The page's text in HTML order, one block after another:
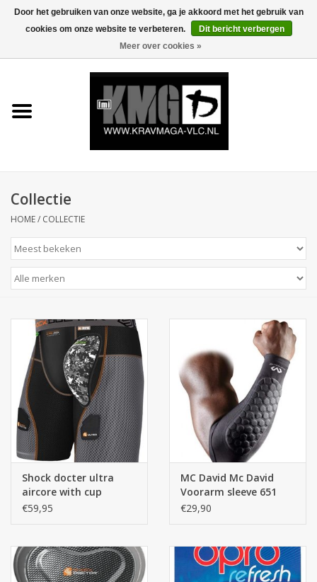
0 Artikelen - €0,00
Krav Maga Kleding
Kids Krav Maga
Merken
Collectie
HOME/ COLLECTIE
Shock docter ultra
aircore with cup
€59,95
MC David Mc David
Voorarm sleeve 651
€29,90
Door het gebruiken van onze website, ga je akkoord met het gebruik van
cookies om onze website te verbeteren.
Dit bericht verbergen
Meer over cookies »